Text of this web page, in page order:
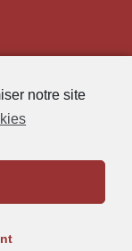
notre site